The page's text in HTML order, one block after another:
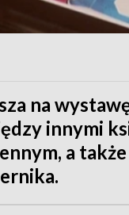
na
innymi
a